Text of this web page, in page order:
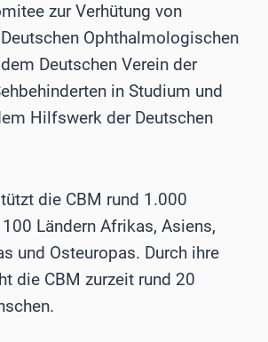
zur Verhütung von
Ophthalmologischen
Deutschen Verein der
in Studium und
Hilfswerk der Deutschen
die CBM rund 1.000
Ländern Afrikas, Asiens,
und Osteuropas. Durch ihre
die CBM zurzeit rund 20